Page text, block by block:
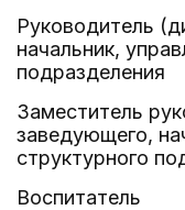
Руководитель
начальник,
подразделения
Заместитель
заведующего,
структурного
Воспитатель